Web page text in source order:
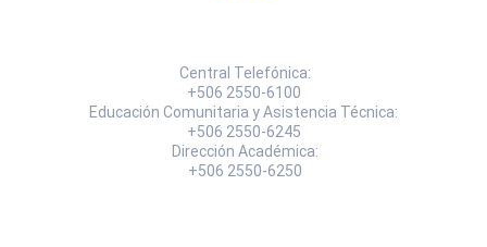
Central Telefónica:
+506 2550-6100
Educación Comunitaria y Asistencia Técnica:
+506 2550-6245
Dirección Académica:
+506 2550-6250